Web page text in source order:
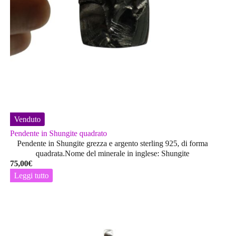
Venduto
Pendente in Shungite quadrato
Pendente in Shungite grezza e argento sterling 925, di forma
quadrata.Nome del minerale in inglese: Shungite
75,00€
Leggi tutto